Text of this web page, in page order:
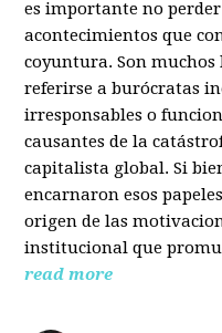
es importante no
acontecimientos que
coyuntura. Son
referirse a burócratas
irresponsables o
causantes de la
capitalista global. Si
encarnaron esos
origen de las
institucional que
read more